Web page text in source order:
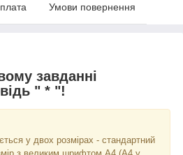
Умови повернення
завданні
" * "!
у двох розмірах - стандартний